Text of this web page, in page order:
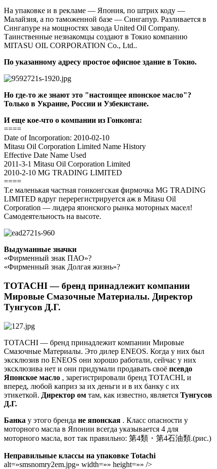
На упаковке и в рекламе — Япония, по штрих коду —
Малайзия, а по таможенной базе — Сингапур. Разливается в
Сингапуре на мощностях завода United Oil Company.
Таинственные незнакомцы создают в Токио компанию
MITASU OIL CORPORATION Co., Ltd..
По указанному адресу простое офисное здание в Токио.
Но где-то же знают это "настоящее японское масло"?
Только в Украине, России и Узбекистане.
И еще кое-что о компании из Гонконга:
====
Date of Incorporation: 2010-02-10
Mitasu Oil Corporation Limited Name History
Effective Date Name Used
2011-3-1 Mitasu Oil Corporation Limited
2010-2-10 MG TRADING LIMITED
====
Т.е маленькая частная гонконгская фирмочка MG TRADING
LIMITED вдруг перерегистрируется аж в Mitasu Oil
Corporation — лидера японского рынка моторных масел!
Самодеятельность на высоте.
Выдуманные значки
«Фирменный знак ПАО»?
«Фирменный знак Долгая жизнь»?
TOTACHI — бренд принадлежит компании
Мировые Смазочные Материалы. Директор
Тунгусов Д.Г.
TOTACHI — бренд принадлежит компании Мировые
Смазочные Материалы. Это дилер ENEOS. Когда у них был
эксклюзив по ENEOS они хорошо работали, сейчас у них
эксклюзива нет и они придумали продавать своё псевдо
Японское масло , зарегистрировали бренд TOTACHI, и
вперед, любой каприз за их деньги и в их банку с их
этикеткой. Директор ом там, как известно, является Тунгусов
Д.Г.
Банка у этого бренда не японская . Класс опасности у
моторного масла в Японии всегда указывается 4 для
моторного масла, вот так правильно: 第4類・第4石油類.(рис.)
Неправильные классы на упаковке Totachi
alt=»smsnomry2em.jpg» width=»» height=»» />